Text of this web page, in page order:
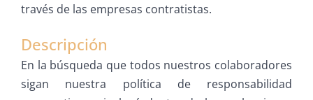
través de las empresas contratistas.
Descripción
En la búsqueda que todos nuestros colaboradores
sigan nuestra política de responsabilidad